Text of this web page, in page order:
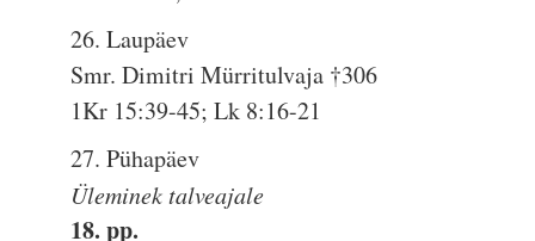
26. Laupäev
Smr. Dimitri Mürritulvaja †306
1Kr 15:39-45; Lk 8:16-21
27. Pühapäev
Üleminek talveajale
18. pp.